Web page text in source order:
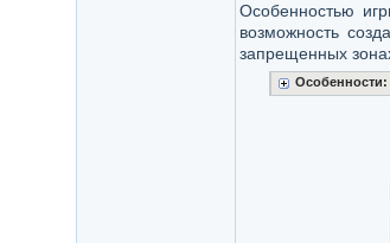
Особенностью
возможность
запрещенных
Особенности: